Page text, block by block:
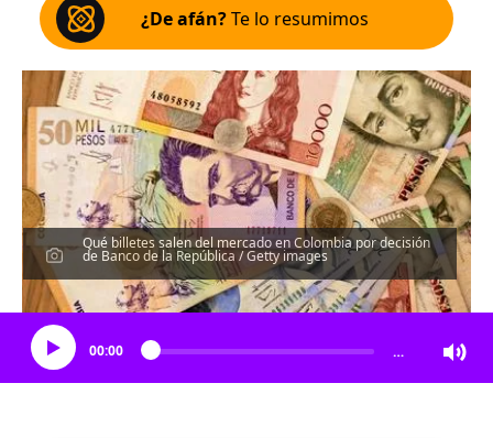
¿De afán?Te lo resumimos
Qué billetes salen del mercado en Colombia por decisión
de Banco de la República / Getty images
Escucha el artículo
00:00 …